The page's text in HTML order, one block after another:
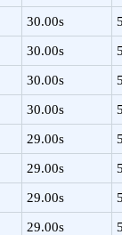
30.00s
30.00s
30.00s
30.00s
29.00s
29.00s
29.00s
29.00s